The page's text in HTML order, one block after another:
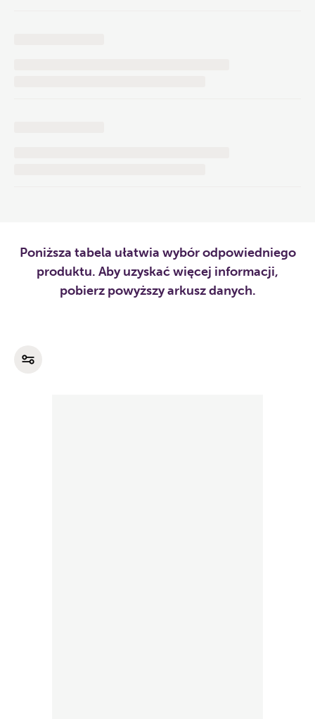
Poniższa tabela ułatwia wybór odpowiedniego
produktu. Aby uzyskać więcej informacji,
pobierz powyższy arkusz danych.